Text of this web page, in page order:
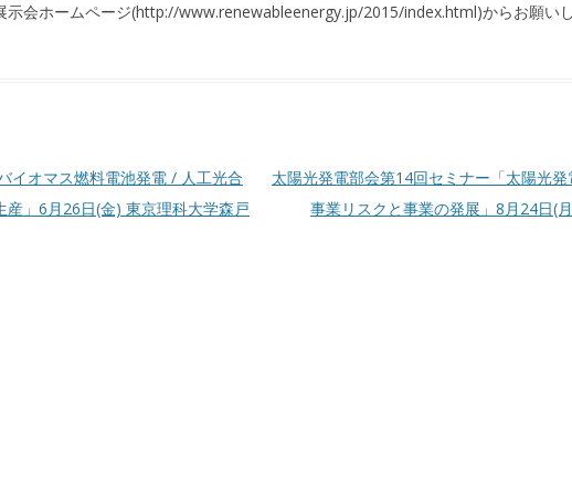
示会ホームページ(http://www.renewableenergy.jp/2015/index.html)からお願いし
ン
イオマス燃料電池発電 / 人工光合
産」6月26日(金) 東京理科大学森戸
太陽光発電部会第14回セミナー「太陽光
事業リスクと事業の発展」8月24日(